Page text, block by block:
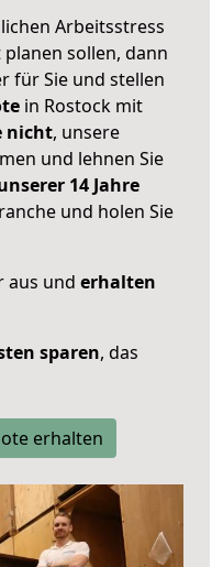
Arbeitsstress
sollen, dann
für Sie und stellen
in Rostock mit
nicht, unsere
und lehnen Sie
14 Jahre
und holen Sie
aus und erhalten
sparen, das
erhalten